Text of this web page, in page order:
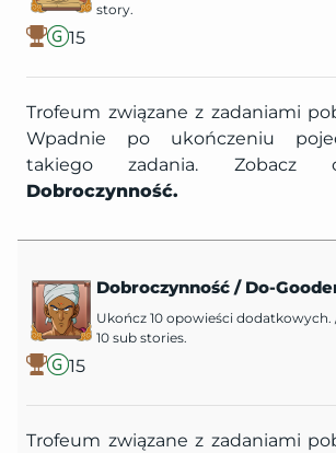
15
story.
Trofeum związane z zadaniami
Wpadnie po ukończeniu
takiego zadania.
Dobroczynność.
15
Dobroczynność / Do-
Ukończ 10 opowieści dodatkowych.
10 sub stories.
Trofeum związane z zadaniami